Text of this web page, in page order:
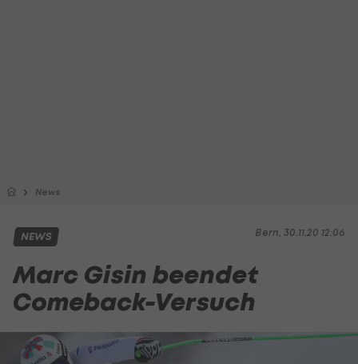
News
Bern, 30.11.20 12:06
NEWS
Marc Gisin beendet
Comeback-Versuch